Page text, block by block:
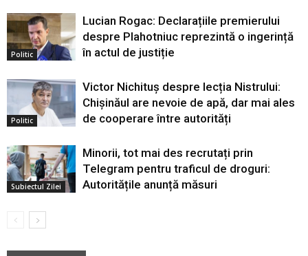
Politic
Lucian Rogac: Declarațiile premierului
despre Plahotniuc reprezintă o ingerință
în actul de justiție
Politic
Victor Nichituș despre lecția Nistrului:
Chișinăul are nevoie de apă, dar mai ales
de cooperare între autorități
Subiectul Zilei
Minorii, tot mai des recrutați prin
Telegram pentru traficul de droguri:
Autoritățile anunță măsuri